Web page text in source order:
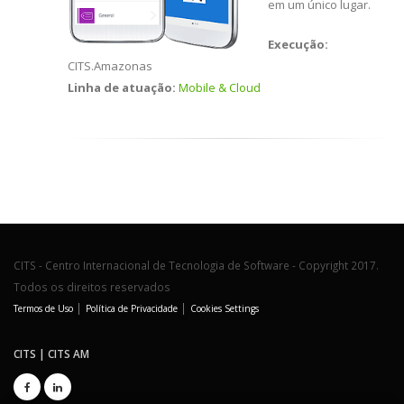
em um único lugar.
Execução:
CITS.Amazonas
Linha de atuação: Mobile & Cloud
CITS - Centro Internacional de Tecnologia de Software - Copyright 2017.
Todos os direitos reservados
Termos de Uso | Política de Privacidade | Cookies Settings
CITS | CITS AM